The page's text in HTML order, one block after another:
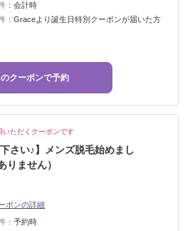
： 会計時
： Graceより誕生日特別クーポンが届いた方
クーポンで予約
いただくクーポンです
さい♪】メンズ脱毛始めまし
りません）
ポンの詳細
： 予約時